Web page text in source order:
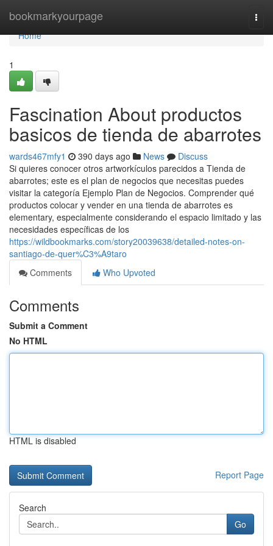
bookmarkyourpage
Home
Home
1
Fascination About productos
basicos de tienda de abarrotes
wards467mfy1 390 days ago News
Discuss
Si quieres conocer otros artworkículos parecidos a Tienda de
abarrotes; este es el plan de negocios que necesitas puedes
visitar la categoría Ejemplo Plan de Negocios. Comprender qué
productos colocar y vender en una tienda de abarrotes es
elementary, especialmente considerando el espacio limitado y las
necesidades específicas de los
https://wildbookmarks.com/story20039638/detailed-notes-on-
santiago-de-quer%C3%A9taro
Comments
Who Upvoted
Comments
Submit a Comment
No HTML
HTML is disabled
Report Page
Search
Go